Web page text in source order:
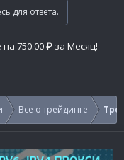
для ответа.
750.00 ₽ за Месяц!
Все о трейдинге